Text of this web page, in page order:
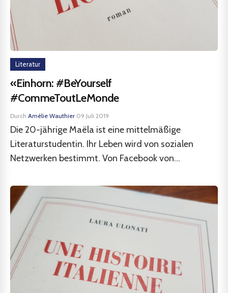
Literatur
«Einhorn: #BeYourself
#CommeToutLeMonde
Durch Amélie Wauthier·09 Juli 2019
Die 20-jährige Maëla ist eine mittelmäßige
Literaturstudentin. Ihr Leben wird von sozialen
Netzwerken bestimmt. Von Facebook von...